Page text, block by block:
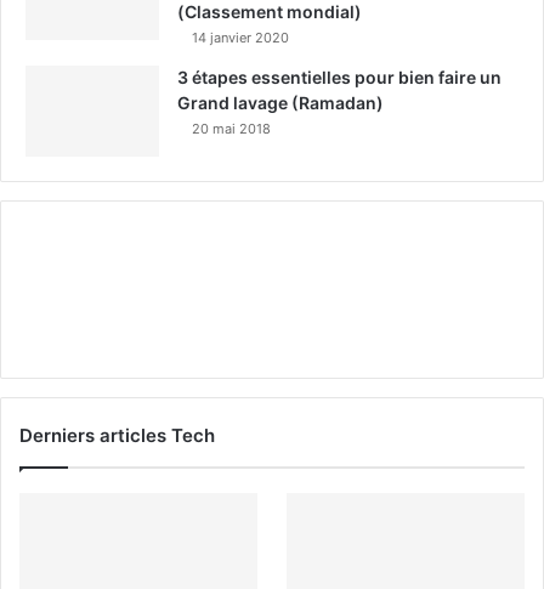
(Classement mondial)
14 janvier 2020
3 étapes essentielles pour bien faire un
Grand lavage (Ramadan)
20 mai 2018
Derniers articles Tech